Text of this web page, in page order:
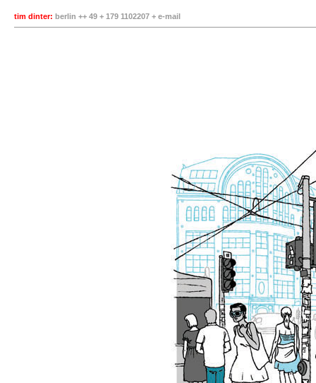
tim dinter: berlin ++ 49 + 179 1102207 + e-mail